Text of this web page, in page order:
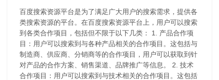
百度搜索资源平台是为了满足广大用户的搜索需求，提供各
类搜索资源的平台。在百度搜索资源平台上，用户可以搜索
到各类合作项目，包括但不限于以下几类： 1. 产品合作项
目：用户可以搜索到与各种产品相关的合作项目。这包括与
制造商、供应商、分销商等的合作项目，用户可以获取到针
对产品的合作方案、销售渠道、品牌推广等信息。 2. 技术
合作项目：用户可以搜索到与技术相关的合作项目。这包括